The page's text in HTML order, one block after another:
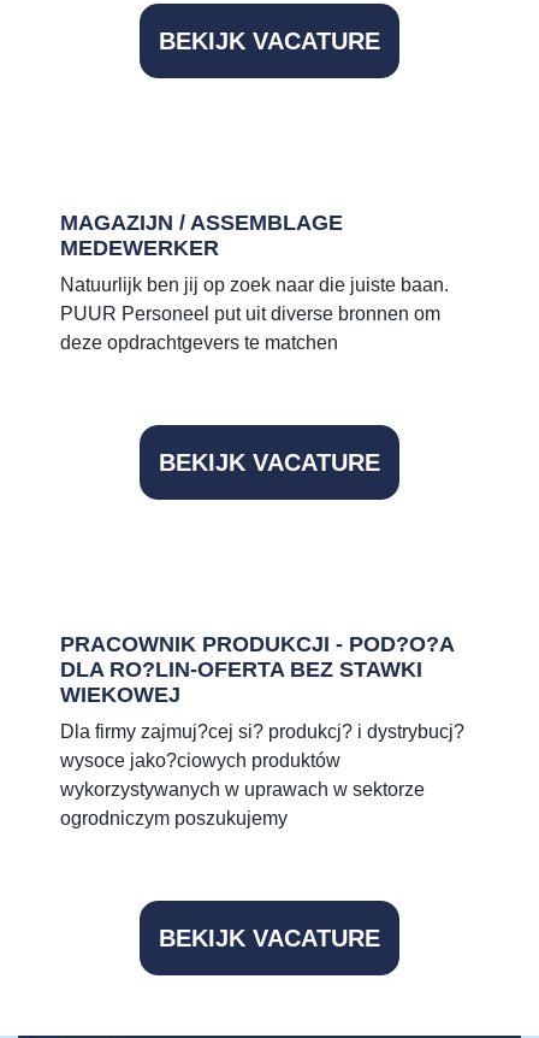
BEKIJK VACATURE
MAGAZIJN / ASSEMBLAGE
MEDEWERKER
Natuurlijk ben jij op zoek naar die juiste baan.
PUUR Personeel put uit diverse bronnen om
deze opdrachtgevers te matchen
BEKIJK VACATURE
PRACOWNIK PRODUKCJI - POD?O?A
DLA RO?LIN-OFERTA BEZ STAWKI
WIEKOWEJ
Dla firmy zajmuj?cej si? produkcj? i dystrybucj?
wysoce jako?ciowych produktów
wykorzystywanych w uprawach w sektorze
ogrodniczym poszukujemy
BEKIJK VACATURE